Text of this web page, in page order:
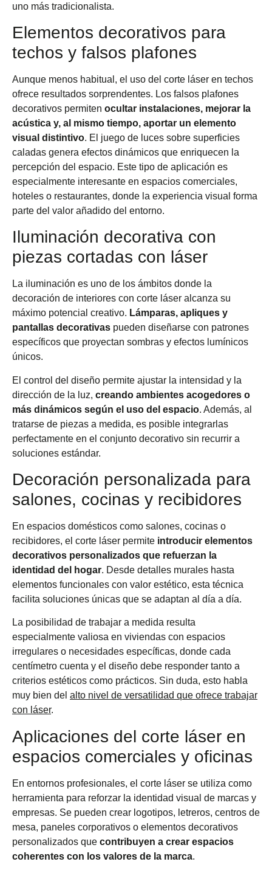
uno más tradicionalista.
Elementos decorativos para
techos y falsos plafones
Aunque menos habitual, el uso del corte láser en techos
ofrece resultados sorprendentes. Los falsos plafones
decorativos permiten ocultar instalaciones, mejorar la
acústica y, al mismo tiempo, aportar un elemento
visual distintivo. El juego de luces sobre superficies
caladas genera efectos dinámicos que enriquecen la
percepción del espacio. Este tipo de aplicación es
especialmente interesante en espacios comerciales,
hoteles o restaurantes, donde la experiencia visual forma
parte del valor añadido del entorno.
Iluminación decorativa con
piezas cortadas con láser
La iluminación es uno de los ámbitos donde la
decoración de interiores con corte láser alcanza su
máximo potencial creativo. Lámparas, apliques y
pantallas decorativas pueden diseñarse con patrones
específicos que proyectan sombras y efectos lumínicos
únicos.
El control del diseño permite ajustar la intensidad y la
dirección de la luz, creando ambientes acogedores o
más dinámicos según el uso del espacio. Además, al
tratarse de piezas a medida, es posible integrarlas
perfectamente en el conjunto decorativo sin recurrir a
soluciones estándar.
Decoración personalizada para
salones, cocinas y recibidores
En espacios domésticos como salones, cocinas o
recibidores, el corte láser permite introducir elementos
decorativos personalizados que refuerzan la
identidad del hogar. Desde detalles murales hasta
elementos funcionales con valor estético, esta técnica
facilita soluciones únicas que se adaptan al día a día.
La posibilidad de trabajar a medida resulta
especialmente valiosa en viviendas con espacios
irregulares o necesidades específicas, donde cada
centímetro cuenta y el diseño debe responder tanto a
criterios estéticos como prácticos. Sin duda, esto habla
muy bien del alto nivel de versatilidad que ofrece trabajar
con láser.
Aplicaciones del corte láser en
espacios comerciales y oficinas
En entornos profesionales, el corte láser se utiliza como
herramienta para reforzar la identidad visual de marcas y
empresas. Se pueden crear logotipos, letreros, centros de
mesa, paneles corporativos o elementos decorativos
personalizados que contribuyen a crear espacios
coherentes con los valores de la marca.